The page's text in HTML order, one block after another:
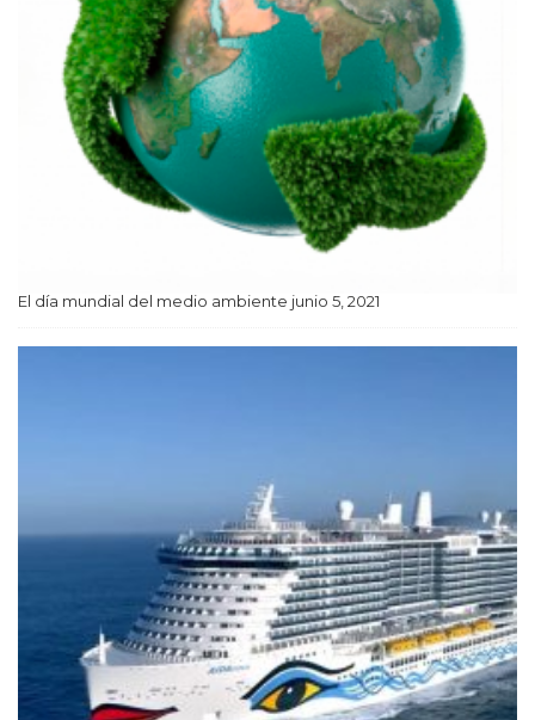
El día mundial del medio ambiente junio 5, 2021